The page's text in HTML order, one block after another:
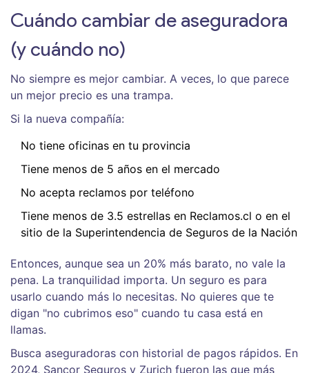
Cuándo cambiar de aseguradora
(y cuándo no)
No siempre es mejor cambiar. A veces, lo que parece
un mejor precio es una trampa.
Si la nueva compañía:
No tiene oficinas en tu provincia
Tiene menos de 5 años en el mercado
No acepta reclamos por teléfono
Tiene menos de 3.5 estrellas en Reclamos.cl o en el
sitio de la Superintendencia de Seguros de la Nación
Entonces, aunque sea un 20% más barato, no vale la
pena. La tranquilidad importa. Un seguro es para
usarlo cuando más lo necesitas. No quieres que te
digan "no cubrimos eso" cuando tu casa está en
llamas.
Busca aseguradoras con historial de pagos rápidos. En
2024, Sancor Seguros y Zurich fueron las que más